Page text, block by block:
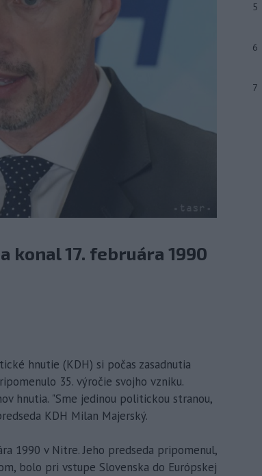
konal 17. februára 1990
hnutie (KDH) si počas zasadnutia
35. výročie svojho vzniku.
hnutia. "Sme jedinou politickou stranou,
KDH Milan Majerský.
1990 v Nitre. Jeho predseda pripomenul,
bolo pri vstupe Slovenska do Európskej
5
6
7